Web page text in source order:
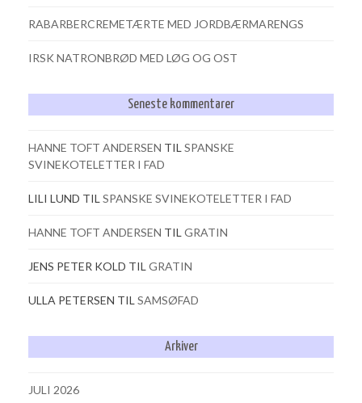
RABARBERCREMETÆRTE MED JORDBÆRMARENGS
IRSK NATRONBRØD MED LØG OG OST
Seneste kommentarer
HANNE TOFT ANDERSEN TIL SPANSKE
SVINEKOTELETTER I FAD
LILI LUND TIL SPANSKE SVINEKOTELETTER I FAD
HANNE TOFT ANDERSEN TIL GRATIN
JENS PETER KOLD TIL GRATIN
ULLA PETERSEN TIL SAMSØFAD
Arkiver
JULI 2026